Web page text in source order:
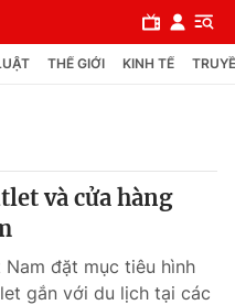
THẾ GIỚI KINH TẾ
và cửa hàng
đặt mục tiêu hình
gắn với du lịch tại các